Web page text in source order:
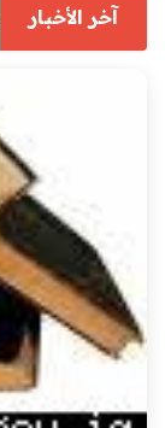
آخر الأخبار